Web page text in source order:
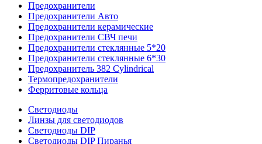
Предохранители
Предохранители Авто
Предохранители керамические
Предохранители СВЧ печи
Предохранители стеклянные 5*20
Предохранители стеклянные 6*30
Предохранитель 382 Cylindrical
Термопредохранители
Ферритовые кольца
Светодиоды
Линзы для светодиодов
Светодиоды DIP
Светодиоды DIP Пиранья